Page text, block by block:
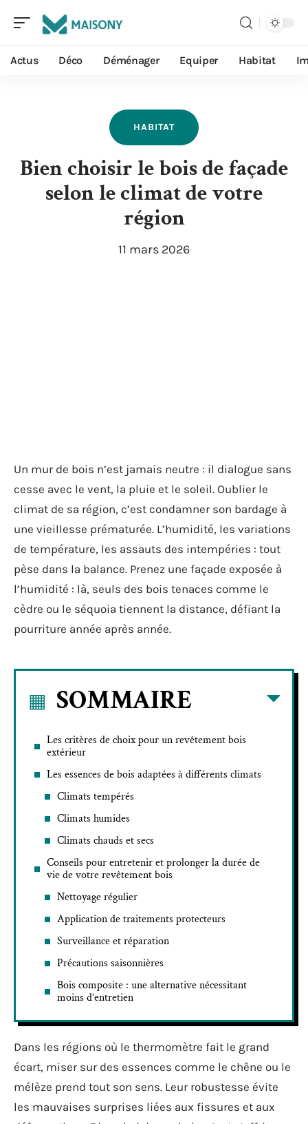
Actus Déco Déménager Equiper Habitat
HABITAT
Bien choisir le bois de façade
selon le climat de votre
région
11 mars 2026
Un mur de bois n’est jamais neutre : il dialogue sans
cesse avec le vent, la pluie et le soleil. Oublier le
climat de sa région, c’est condamner son bardage à
une vieillesse prématurée. L’humidité, les variations
de température, les assauts des intempéries : tout
pèse dans la balance. Prenez une façade exposée à
l’humidité : là, seuls des bois tenaces comme le
cèdre ou le séquoia tiennent la distance, défiant la
pourriture année après année.
SOMMAIRE
Les critères de choix pour un revêtement bois
extérieur
Les essences de bois adaptées à différents climats
Climats tempérés
Climats humides
Climats chauds et secs
Conseils pour entretenir et prolonger la durée de
vie de votre revêtement bois
Nettoyage régulier
Application de traitements protecteurs
Surveillance et réparation
Précautions saisonnières
Bois composite : une alternative nécessitant
moins d’entretien
Dans les régions où le thermomètre fait le grand
écart, miser sur des essences comme le chêne ou le
mélèze prend tout son sens. Leur robustesse évite
les mauvaises surprises liées aux fissures et aux